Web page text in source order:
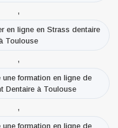
,
en ligne en Strass dentaire
Toulouse
,
formation en ligne de
Dentaire à Toulouse
,
formation en ligne de